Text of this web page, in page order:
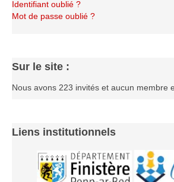
Identifiant oublié ?
Mot de passe oublié ?
Sur le site :
Nous avons 223 invités et aucun membre
Liens institutionnels